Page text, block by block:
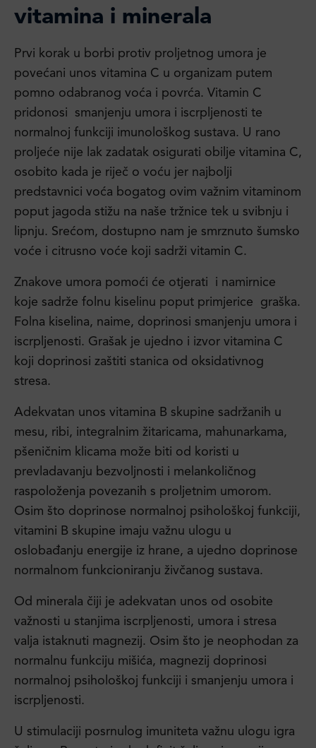
vitamina i minerala
Prvi korak u borbi protiv proljetnog umora je
povećani unos vitamina C u organizam putem
pomno odabranog voća i povrća. Vitamin C
pridonosi smanjenju umora i iscrpljenosti te
normalnoj funkciji imunološkog sustava. U rano
proljeće nije lak zadatak osigurati obilje vitamina C,
osobito kada je riječ o voću jer najbolji
predstavnici voća bogatog ovim važnim vitaminom
poput jagoda stižu na naše tržnice tek u svibnju i
lipnju. Srećom, dostupno nam je smrznuto šumsko
voće i citrusno voće koji sadrži vitamin C.
Znakove umora pomoći će otjerati i namirnice
koje sadrže folnu kiselinu poput primjerice graška.
Folna kiselina, naime, doprinosi smanjenju umora i
iscrpljenosti. Grašak je ujedno i izvor vitamina C
koji doprinosi zaštiti stanica od oksidativnog
stresa.
Adekvatan unos vitamina B skupine sadržanih u
mesu, ribi, integralnim žitaricama, mahunarkama,
pšeničnim klicama može biti od koristi u
prevladavanju bezvoljnosti i melankoličnog
raspoloženja povezanih s proljetnim umorom.
Osim što doprinose normalnoj psihološkoj funkciji,
vitamini B skupine imaju važnu ulogu u
oslobađanju energije iz hrane, a ujedno doprinose
normalnom funkcioniranju živčanog sustava.
Od minerala čiji je adekvatan unos od osobite
važnosti u stanjima iscrpljenosti, umora i stresa
valja istaknuti magnezij. Osim što je neophodan za
normalnu funkciju mišića, magnezij doprinosi
normalnoj psihološkoj funkciji i smanjenju umora i
iscrpljenosti.
U stimulaciji posrnulog imuniteta važnu ulogu igra